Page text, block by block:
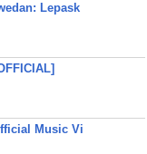
Lepask
Music Vi